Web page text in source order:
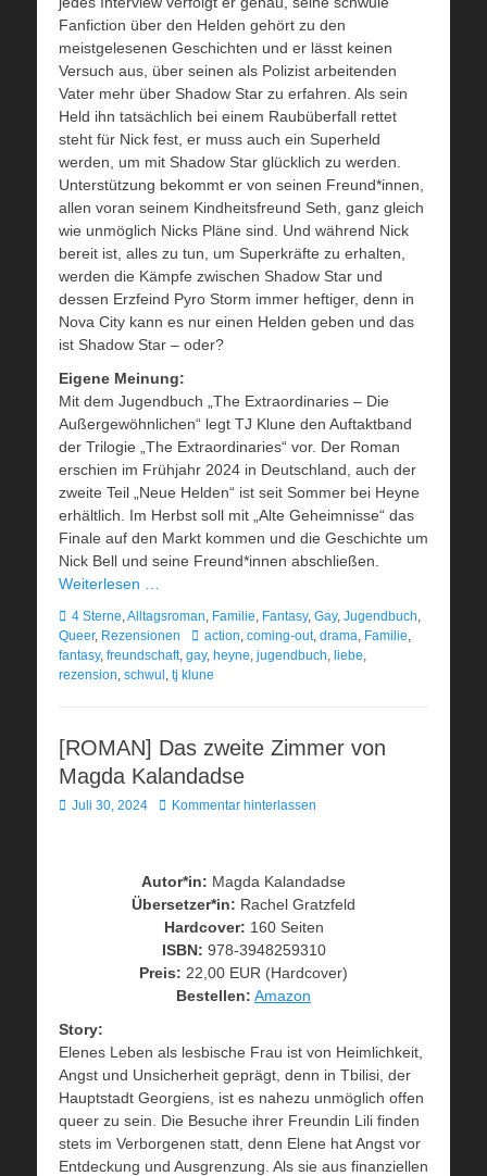
Fanfiction über den Helden gehört zu den
meistgelesenen Geschichten und er lässt keinen
Versuch aus, über seinen als Polizist arbeitenden
Vater mehr über Shadow Star zu erfahren. Als sein
Held ihn tatsächlich bei einem Raubüberfall rettet
steht für Nick fest, er muss auch ein Superheld
werden, um mit Shadow Star glücklich zu werden.
Unterstützung bekommt er von seinen Freund*innen,
allen voran seinem Kindheitsfreund Seth, ganz gleich
wie unmöglich Nicks Pläne sind. Und während Nick
bereit ist, alles zu tun, um Superkräfte zu erhalten,
werden die Kämpfe zwischen Shadow Star und
dessen Erzfeind Pyro Storm immer heftiger, denn in
Nova City kann es nur einen Helden geben und das
ist Shadow Star – oder?
Eigene Meinung:
Mit dem Jugendbuch „The Extraordinaries – Die
Außergewöhnlichen“ legt TJ Klune den Auftaktband
der Trilogie „The Extraordinaries“ vor. Der Roman
erschien im Frühjahr 2024 in Deutschland, auch der
zweite Teil „Neue Helden“ ist seit Sommer bei Heyne
erhältlich. Im Herbst soll mit „Alte Geheimnisse“ das
Finale auf den Markt kommen und die Geschichte um
Nick Bell und seine Freund*innen abschließen.
Weiterlesen …
Kategorien
4 Sterne,Alltagsroman, Familie, Fantasy, Gay, Jugendbuch,
Queer, Rezensionen Schlagworte
action, coming-out, drama, Familie,
fantasy, freundschaft, gay, heyne, jugendbuch, liebe,
rezension, schwul , tj klune
[ROMAN] Das zweite Zimmer von
Magda Kalandadse
Veröffentlicht
Juli 30, 2024 Kommentar hinterlassen
Autor*in: Magda Kalandadse
Übersetzer*in: Rachel Gratzfeld
Hardcover: 160 Seiten
ISBN: 978-3948259310
Preis: 22,00 EUR (Hardcover)
Bestellen: Amazon
Story:
Elenes Leben als lesbische Frau ist von Heimlichkeit,
Angst und Unsicherheit geprägt, denn in Tbilisi, der
Hauptstadt Georgiens, ist es nahezu unmöglich offen
queer zu sein. Die Besuche ihrer Freundin Lili finden
stets im Verborgenen statt, denn Elene hat Angst vor
Entdeckung und Ausgrenzung. Als sie aus finanziellen